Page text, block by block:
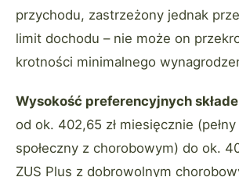
przychodu, zastrzeżony jednak
limit dochodu – nie może on
krotności minimalnego
Wysokość preferencyjnych
od ok. 402,65 zł miesięcznie
społeczny z chorobowym) do ok.
ZUS Plus z dobrowolnym